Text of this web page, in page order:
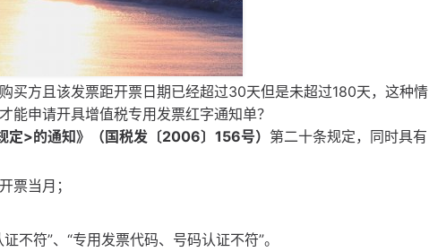
买方且该发票距开票日期已经超过30天但是未超过180天，这种情
能申请开具增值税专用发票红字通知单？
定>的通知》（国税发〔2006〕156号） 第二十条规定，同时具有
票当月；
不符”、“专用发票代码、号码认证不符”。